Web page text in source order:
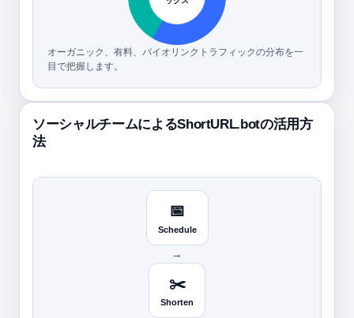
オーガニック、有料、バイオリンクトラフィックの分布を一
目で把握します。
ソーシャルチームによるShortURL.botの活用方
法
📅
Schedule
→
✂️
Shorten